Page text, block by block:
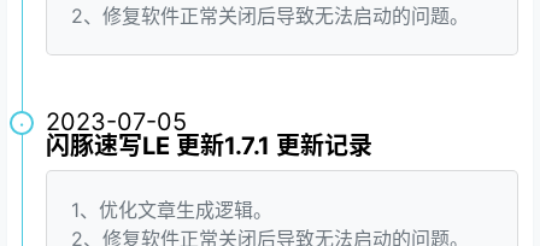
2、修复软件正常关闭后导致无法启动的问题。
2023-07-05
·
闪豚速写LE 更新1.7.1 更新记录
1、优化文章生成逻辑。
2、修复软件正常关闭后导致无法启动的问题。